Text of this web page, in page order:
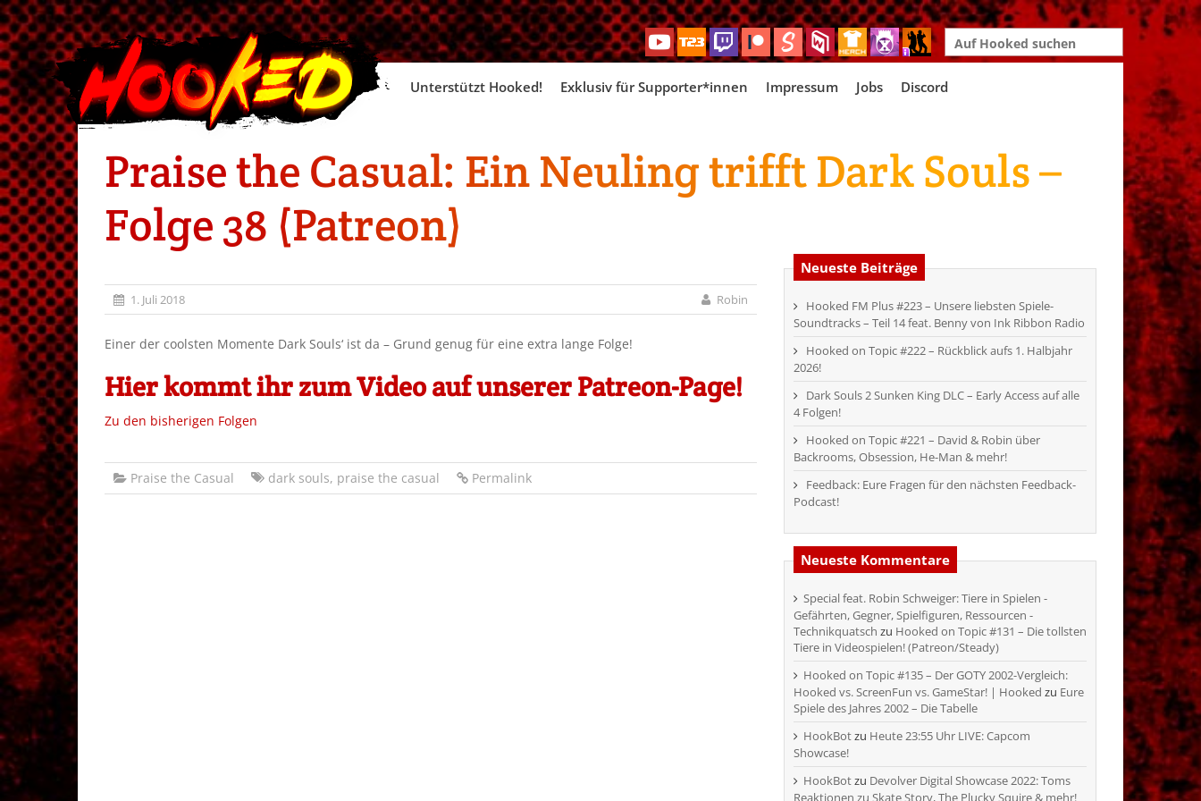
Search
for:
Skip
Unterstützt Hooked! Exklusiv für Supporter*innen Impressum Jobs Discord
Praise the Casual: Ein Neuling trifft Dark Souls –
Folge 38 (Patreon)
1. Juli 2018 Robin
Einer der coolsten Momente Dark Souls‘ ist da – Grund genug für eine extra lange Folge!
Hier kommt ihr zum Video auf unserer Patreon-Page!
Zu den bisherigen Folgen
Praise the Casual dark souls, praise the casual Permalink
Neueste Beiträge
Hooked FM Plus #223 – Unsere liebsten Spiele-
Soundtracks – Teil 14 feat. Benny von Ink Ribbon Radio
Hooked on Topic #222 – Rückblick aufs 1. Halbjahr
2026!
Dark Souls 2 Sunken King DLC – Early Access auf alle
4 Folgen!
Hooked on Topic #221 – David & Robin über
Backrooms, Obsession, He-Man & mehr!
Feedback: Eure Fragen für den nächsten Feedback-
Podcast!
Neueste Kommentare
Special feat. Robin Schweiger: Tiere in Spielen -
Gefährten, Gegner, Spielfiguren, Ressourcen -
Technikquatsch zu Hooked on Topic #131 – Die tollsten
Tiere in Videospielen! (Patreon/Steady)
Hooked on Topic #135 – Der GOTY 2002-Vergleich:
Hooked vs. ScreenFun vs. GameStar! | Hooked zu Eure
Spiele des Jahres 2002 – Die Tabelle
HookBotzu Heute 23:55 Uhr LIVE: Capcom
Showcase!
HookBotzu Devolver Digital Showcase 2022: Toms
Reaktionen zu Skate Story, The Plucky Squire & mehr!